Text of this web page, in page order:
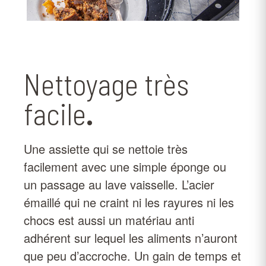
Nettoyage très
facile.
Une assiette qui se nettoie très
facilement avec une simple éponge ou
un passage au lave vaisselle. L’acier
émaillé qui ne craint ni les rayures ni les
chocs est aussi un matériau anti
adhérent sur lequel les aliments n’auront
que peu d’accroche. Un gain de temps et